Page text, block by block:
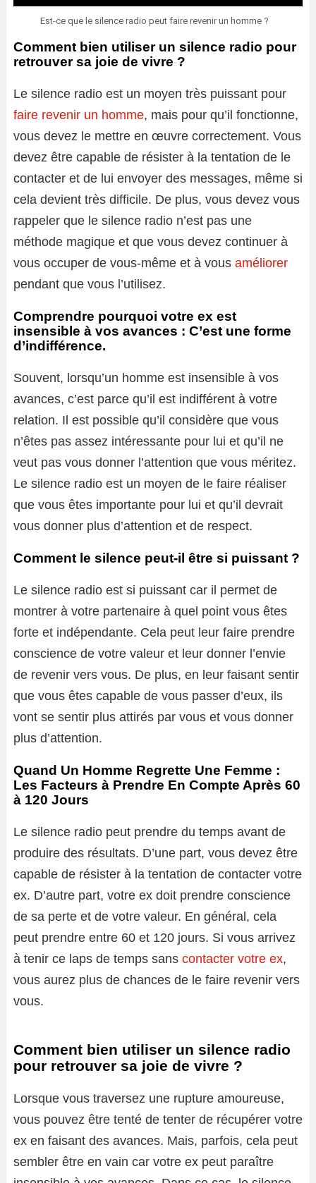
Est-ce que le silence radio peut faire revenir un homme ?
Comment bien utiliser un silence radio pour
retrouver sa joie de vivre ?
Le silence radio est un moyen très puissant pour
faire revenir un homme, mais pour qu’il fonctionne,
vous devez le mettre en œuvre correctement. Vous
devez être capable de résister à la tentation de le
contacter et de lui envoyer des messages, même si
cela devient très difficile. De plus, vous devez vous
rappeler que le silence radio n’est pas une
méthode magique et que vous devez continuer à
vous occuper de vous-même et à vous améliorer
pendant que vous l’utilisez.
Comprendre pourquoi votre ex est
insensible à vos avances : C’est une forme
d’indifférence.
Souvent, lorsqu’un homme est insensible à vos
avances, c’est parce qu’il est indifférent à votre
relation. Il est possible qu’il considère que vous
n’êtes pas assez intéressante pour lui et qu’il ne
veut pas vous donner l’attention que vous méritez.
Le silence radio est un moyen de le faire réaliser
que vous êtes importante pour lui et qu’il devrait
vous donner plus d’attention et de respect.
Comment le silence peut-il être si puissant ?
Le silence radio est si puissant car il permet de
montrer à votre partenaire à quel point vous êtes
forte et indépendante. Cela peut leur faire prendre
conscience de votre valeur et leur donner l’envie
de revenir vers vous. De plus, en leur faisant sentir
que vous êtes capable de vous passer d’eux, ils
vont se sentir plus attirés par vous et vous donner
plus d’attention.
Quand Un Homme Regrette Une Femme :
Les Facteurs à Prendre En Compte Après 60
à 120 Jours
Le silence radio peut prendre du temps avant de
produire des résultats. D’une part, vous devez être
capable de résister à la tentation de contacter votre
ex. D’autre part, votre ex doit prendre conscience
de sa perte et de votre valeur. En général, cela
peut prendre entre 60 et 120 jours. Si vous arrivez
à tenir ce laps de temps sans contacter votre ex,
vous aurez plus de chances de le faire revenir vers
vous.
Comment bien utiliser un silence radio
pour retrouver sa joie de vivre ?
Lorsque vous traversez une rupture amoureuse,
vous pouvez être tenté de tenter de récupérer votre
ex en faisant des avances. Mais, parfois, cela peut
sembler être en vain car votre ex peut paraître